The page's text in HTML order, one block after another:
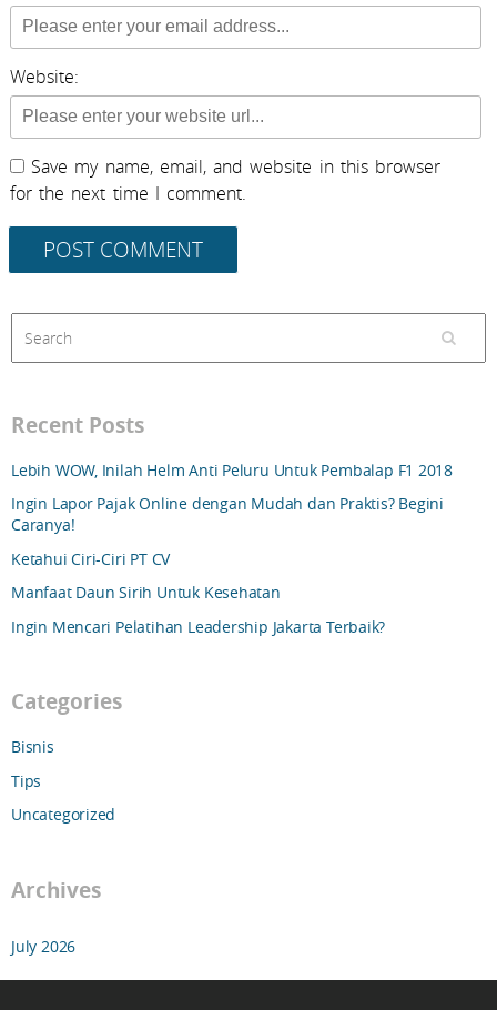
Website:
Save my name, email, and website in this browser
for the next time I comment.
Recent Posts
Lebih WOW, Inilah Helm Anti Peluru Untuk Pembalap F1 2018
Ingin Lapor Pajak Online dengan Mudah dan Praktis? Begini
Caranya!
Ketahui Ciri-Ciri PT CV
Manfaat Daun Sirih Untuk Kesehatan
Ingin Mencari Pelatihan Leadership Jakarta Terbaik?
Categories
Bisnis
Tips
Uncategorized
Archives
July 2026